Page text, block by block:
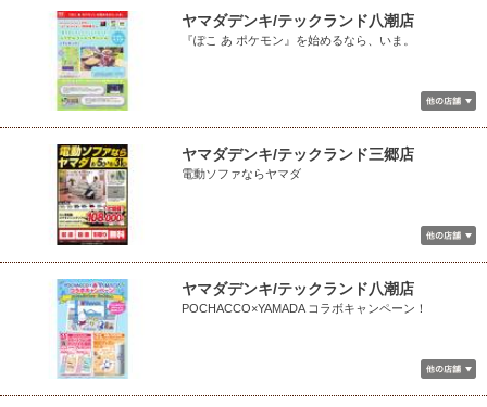
ヤマダデンキ/テックランド八潮店
『ぽこ あ ポケモン』を始めるなら、いま。
ヤマダデンキ/テックランド三郷店
電動ソファならヤマダ
ヤマダデンキ/テックランド八潮店
POCHACCO×YAMADA コラボキャンペーン！